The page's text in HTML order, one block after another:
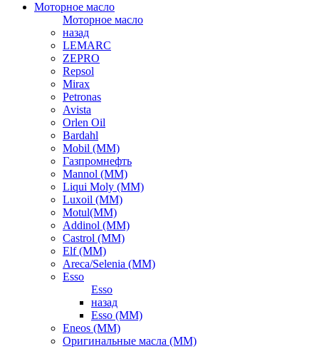
Моторное масло
Моторное масло
назад
LEMARC
ZEPRO
Repsol
Mirax
Petronas
Avista
Orlen Oil
Bardahl
Mobil (ММ)
Газпромнефть
Mannol (ММ)
Liqui Moly (ММ)
Luxoil (ММ)
Motul(ММ)
Addinol (ММ)
Castrol (ММ)
Elf (ММ)
Areca/Selenia (ММ)
Esso
Esso
назад
Esso (ММ)
Eneos (ММ)
Оригинальные масла (ММ)